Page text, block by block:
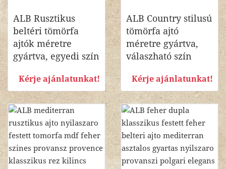
ALB Rusztikus
beltéri tömörfa
ajtók méretre
gyártva, egyedi szín
Kérje ajánlatunkat!
ALB Country stilusú
tömörfa ajtó
méretre gyártva,
válaszható szín
Kérje ajánlatunkat!